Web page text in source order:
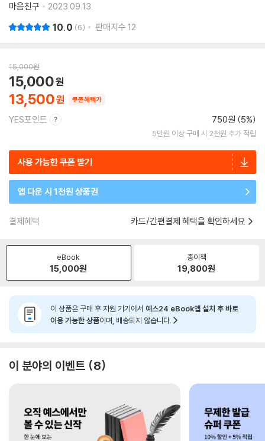
마음친구
2023.09.13.
10.0 6 판매지수 12
15,000원
13,500
15,000
쿠폰혜택가
YES포인트 750원 (5%)
5만원 이상 구매 시 2천원 추가 적립
사용 가능한 쿠폰 받기
앱 다운 시 1천원 상품권
결제혜택 카드/간편결제 혜택을 확인하세요
eBook
15,000원
종이책
19,800원
이 상품은 구매 후 지원 기기에서 예스24 eBook앱 설치 후 바로
이용 가능한 상품이며, 배송되지 않습니다.
이 분야의 이벤트 8